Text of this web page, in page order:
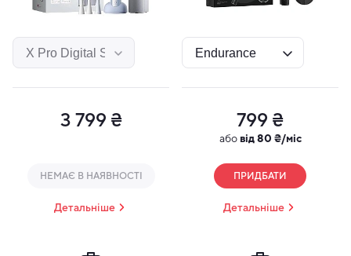
падає. Спеціальне заглиблення дозволяє закріпити
вертикальному положенні.
3 799 ₴
НЕМАЄ В НАЯВНОСТІ
Детальніше
799 ₴
або від 80 ₴/міс
ПРИДБАТИ
Детальніше